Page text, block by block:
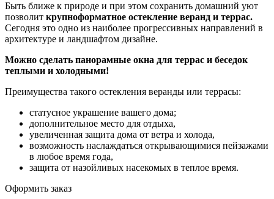
Быть ближе к природе и при этом сохранить домашний уют
позволит крупноформатное остекление веранд и террас.
Сегодня это одно из наиболее прогрессивных направлений в
архитектуре и ландшафтом дизайне.
Можно сделать панорамные окна для террас и беседок
теплыми и холодными!
Преимущества такого остекления веранды или террасы:
статусное украшение вашего дома;
дополнительное место для отдыха,
увеличенная защита дома от ветра и холода,
возможность наслаждаться открывающимися пейзажами
в любое время года,
защита от назойливых насекомых в теплое время.
Оформить заказ